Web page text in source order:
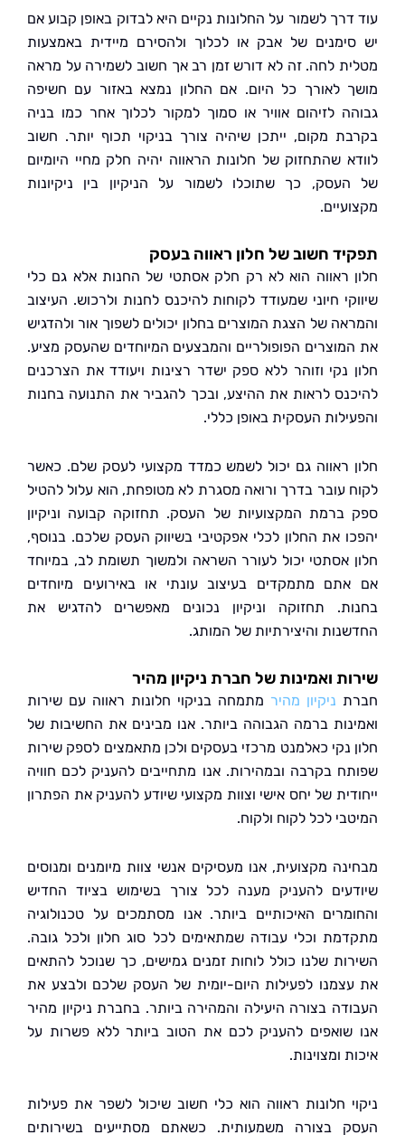
לשמור על החלונות נקיים היא לבדוק באופן קבוע אם
של אבק או לכלוך ולהסירם מיידית באמצעות
לחה. זה לא דורש זמן רב אך חשוב לשמירה על מראה
לאורך כל היום. אם החלון נמצא באזור עם חשיפה
לזיהום אוויר או סמוך למקור לכלוך אחר כמו בניה
מקום, ייתכן שיהיה צורך בניקוי תכוף יותר. חשוב
שהתחזוק של חלונות הראווה יהיה חלק מחיי היומיום
כך שתוכלו לשמור על הניקיון בין ניקיונות
חשוב של חלון ראווה בעסק
ראווה הוא לא רק חלק אסתטי של החנות אלא גם כלי
חיוני שמעודד לקוחות להיכנס לחנות ולרכוש. העיצוב
של הצגת המוצרים בחלון יכולים לשפוך אור ולהדגיש
הפופולריים והמבצעים המיוחדים שהעסק מציע.
נקי וזוהר ללא ספק ישדר רצינות ויעודד את הצרכנים
לראות את ההיצע, ובכך להגביר את התנועה בחנות
העסקית באופן כללי.
ראווה גם יכול לשמש כמדד מקצועי לעסק שלם. כאשר
עובר בדרך ורואה מסגרת לא מטופחת, הוא עלול להטיל
המקצועיות של העסק. תחזוקה קבועה וניקיון
את החלון לכלי אפקטיבי בשיווק העסק שלכם. בנוסף,
אסתטי יכול לעורר השראה ולמשוך תשומת לב, במיוחד
מתמקדים בעיצוב עונתי או באירועים מיוחדים
תחזוקה וניקיון נכונים מאפשרים להדגיש את
והיצירתיות של המותג.
ואמינות של חברת ניקיון מהיר
ניקיון מהירמתמחה בניקוי חלונות ראווה עם שירות
ברמה הגבוהה ביותר. אנו מבינים את החשיבות של
נקי כאלמנט מרכזי בעסקים ולכן מתאמצים לספק שירות
בקרבה ובמהירות. אנו מתחייבים להעניק לכם חוויה
של יחס אישי וצוות מקצועי שיודע להעניק את הפתרון
לכל לקוח ולקוח.
מקצועית, אנו מעסיקים אנשי צוות מיומנים ומנוסים
להעניק מענה לכל צורך בשימוש בציוד החדיש
האיכותיים ביותר. אנו מסתמכים על טכנולוגיה
וכלי עבודה שמתאימים לכל סוג חלון ולכל גובה.
שלנו כולל לוחות זמנים גמישים, כך שנוכל להתאים
לפעילות היום-יומית של העסק שלכם ולבצע את
בצורה היעילה והמהירה ביותר. בחברת ניקיון מהיר
להעניק לכם את הטוב ביותר ללא פשרות על
ומצוינות.
חלונות ראווה הוא כלי חשוב שיכול לשפר את פעילות
בצורה משמעותית. כשאתם מסתייעים בשירותים